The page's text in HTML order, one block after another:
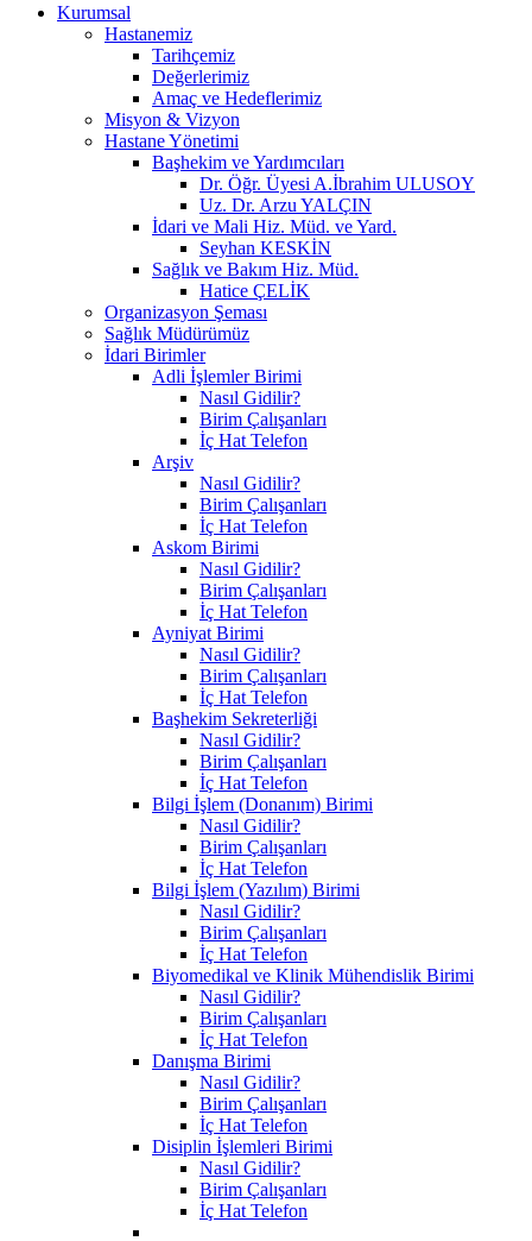
Kurumsal
Hastanemiz
Tarihçemiz
Değerlerimiz
Amaç ve Hedeflerimiz
Misyon & Vizyon
Hastane Yönetimi
Başhekim ve Yardımcıları
Dr. Öğr. Üyesi A.İbrahim ULUSOY
Uz. Dr. Arzu YALÇIN
İdari ve Mali Hiz. Müd. ve Yard.
Seyhan KESKİN
Sağlık ve Bakım Hiz. Müd.
Hatice ÇELİK
Organizasyon Şeması
Sağlık Müdürümüz
İdari Birimler
Adli İşlemler Birimi
Nasıl Gidilir?
Birim Çalışanları
İç Hat Telefon
Arşiv
Nasıl Gidilir?
Birim Çalışanları
İç Hat Telefon
Askom Birimi
Nasıl Gidilir?
Birim Çalışanları
İç Hat Telefon
Ayniyat Birimi
Nasıl Gidilir?
Birim Çalışanları
İç Hat Telefon
Başhekim Sekreterliği
Nasıl Gidilir?
Birim Çalışanları
İç Hat Telefon
Bilgi İşlem (Donanım) Birimi
Nasıl Gidilir?
Birim Çalışanları
İç Hat Telefon
Bilgi İşlem (Yazılım) Birimi
Nasıl Gidilir?
Birim Çalışanları
İç Hat Telefon
Biyomedikal ve Klinik Mühendislik Birimi
Nasıl Gidilir?
Birim Çalışanları
İç Hat Telefon
Danışma Birimi
Nasıl Gidilir?
Birim Çalışanları
İç Hat Telefon
Disiplin İşlemleri Birimi
Nasıl Gidilir?
Birim Çalışanları
İç Hat Telefon